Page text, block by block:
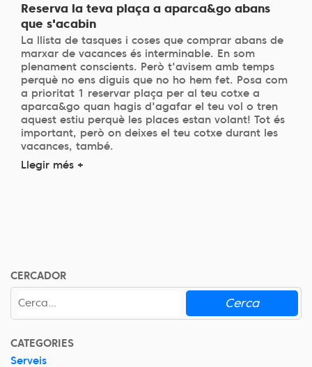
Reserva la teva plaça a aparca&go abans
que s'acabin
La llista de tasques i coses que comprar abans de
marxar de vacances és interminable. En som
plenament conscients. Però t'avisem amb temps
perquè no ens diguis que no ho hem fet. Posa com
a prioritat 1 reservar plaça per al teu cotxe a
aparca&go quan hagis d'agafar el teu vol o tren
aquest estiu perquè les places estan volant! Tot és
important, però on deixes el teu cotxe durant les
vacances, també.
Llegir més +
CERCADOR
Cerca
CATEGORIES
Serveis